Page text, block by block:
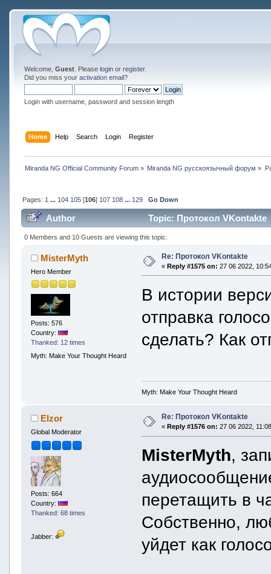
Welcome, Guest. Please loginor register.
Did you miss your activation email?
Login with username, password and session length
Home Help Search Login Register
Miranda NG Official Community Forum» Miranda NG русскоязычный форум »
Pages: 1 ... 104 105[106] 107 108 ... 129 Go Down
Author Topic: Протокол VKontakte
0 Members and 10 Guests are viewing this topic.
MisterMyth
Hero Member
Posts: 576
Country:
Thanked: 12 times
Myth: Make Your Thought Heard
Re: Протокол VKontakte
« Reply #1575 on: 27 06 2022,
В истории
отправка
сделать? Как
Myth: Make Your Thought Heard
Elzor
Global Moderator
Posts: 664
Country:
Thanked: 68 times
Jabber:
Re: Протокол VKontakte
« Reply #1576 on: 27 06 2022,
MisterMyth,
перетащить в
Собственно,
уйдет как